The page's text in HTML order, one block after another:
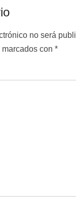
no será
marcados con*